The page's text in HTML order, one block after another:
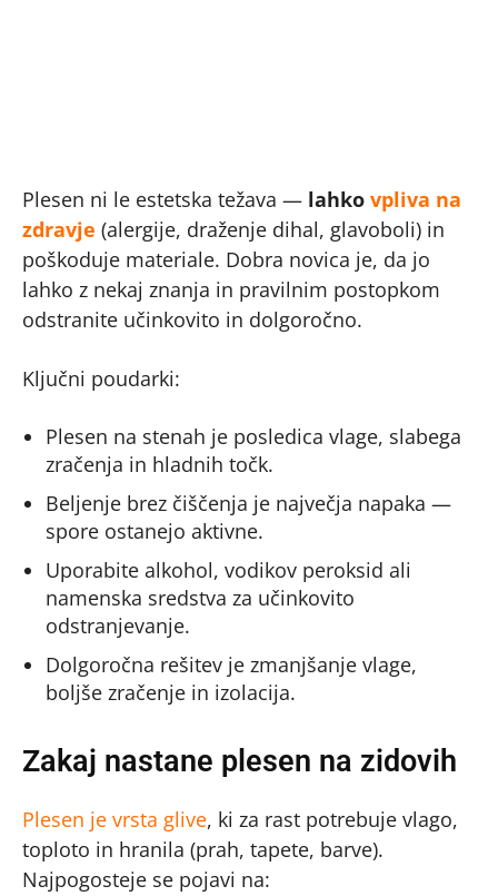
Plesen ni le estetska težava — lahko vpliva na
zdravje (alergije, draženje dihal, glavoboli) in
poškoduje materiale. Dobra novica je, da jo
lahko z nekaj znanja in pravilnim postopkom
odstranite učinkovito in dolgoročno.
Ključni poudarki:
Plesen na stenah je posledica vlage, slabega
zračenja in hladnih točk.
Beljenje brez čiščenja je največja napaka —
spore ostanejo aktivne.
Uporabite alkohol, vodikov peroksid ali
namenska sredstva za učinkovito
odstranjevanje.
Dolgoročna rešitev je zmanjšanje vlage,
boljše zračenje in izolacija.
Zakaj nastane plesen na zidovih
Plesen je vrsta glive, ki za rast potrebuje vlago,
toploto in hranila (prah, tapete, barve).
Najpogosteje se pojavi na: